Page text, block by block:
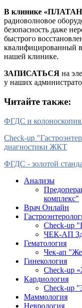
В клинике
радиоволновое
безопасность даже
быстрого
квалифицированный
нашей клинике.
ЗАПИСАТЬСЯ на
у наших
Читайте также:
ФГДС и
Check-up
диагностики ЖКТ
ФГДС - золотой
Анализы
комплекс"
Врач Онлайн
Check-up
ЧЕК-АП
Гематология
Чек-ап
Гинекология
Check-up
Кардиология
Check-up
Маммология
Неврология